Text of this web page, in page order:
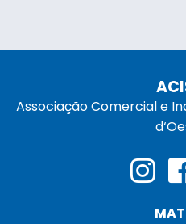
Associação Comercial e